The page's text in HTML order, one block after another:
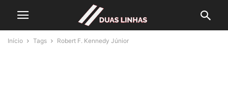
Início Tags Robert F. Kennedy Júnior